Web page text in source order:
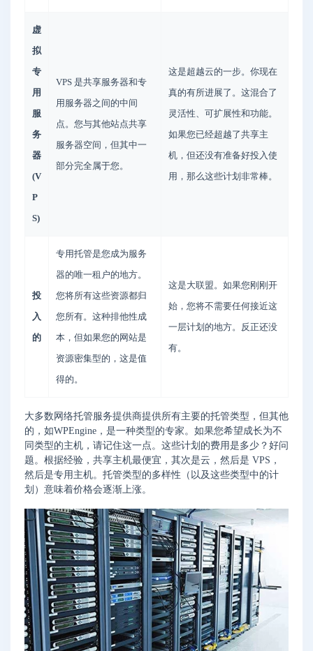
虚
拟
专
用
服
务
器
(V
P
S)
VPS 是共享服务器和专
用服务器之间的中间
点。您与其他站点共享
服务器空间，但其中一
部分完全属于您。
这是超越云的一步。你现在
真的有所进展了。这混合了
灵活性、可扩展性和功能。
如果您已经超越了共享主
机，但还没有准备好投入使
用，那么这些计划非常棒。
投
入
的
专用托管是您成为服务
器的唯一租户的地方。
您将所有这些资源都归
您所有。这种排他性成
本，但如果您的网站是
资源密集型的，这是值
得的。
这是大联盟。如果您刚刚开
始，您将不需要任何接近这
一层计划的地方。反正还没
有。
大多数网络托管服务提供商提供所有主要的托管类型，但其他
的，如WPEngine，是一种类型的专家。如果您希望成长为不
同类型的主机，请记住这一点。这些计划的费用是多少？好问
题。根据经验，共享主机最便宜，其次是云，然后是 VPS，
然后是专用主机。托管类型的多样性（以及这些类型中的计
划）意味着价格会逐渐上涨。